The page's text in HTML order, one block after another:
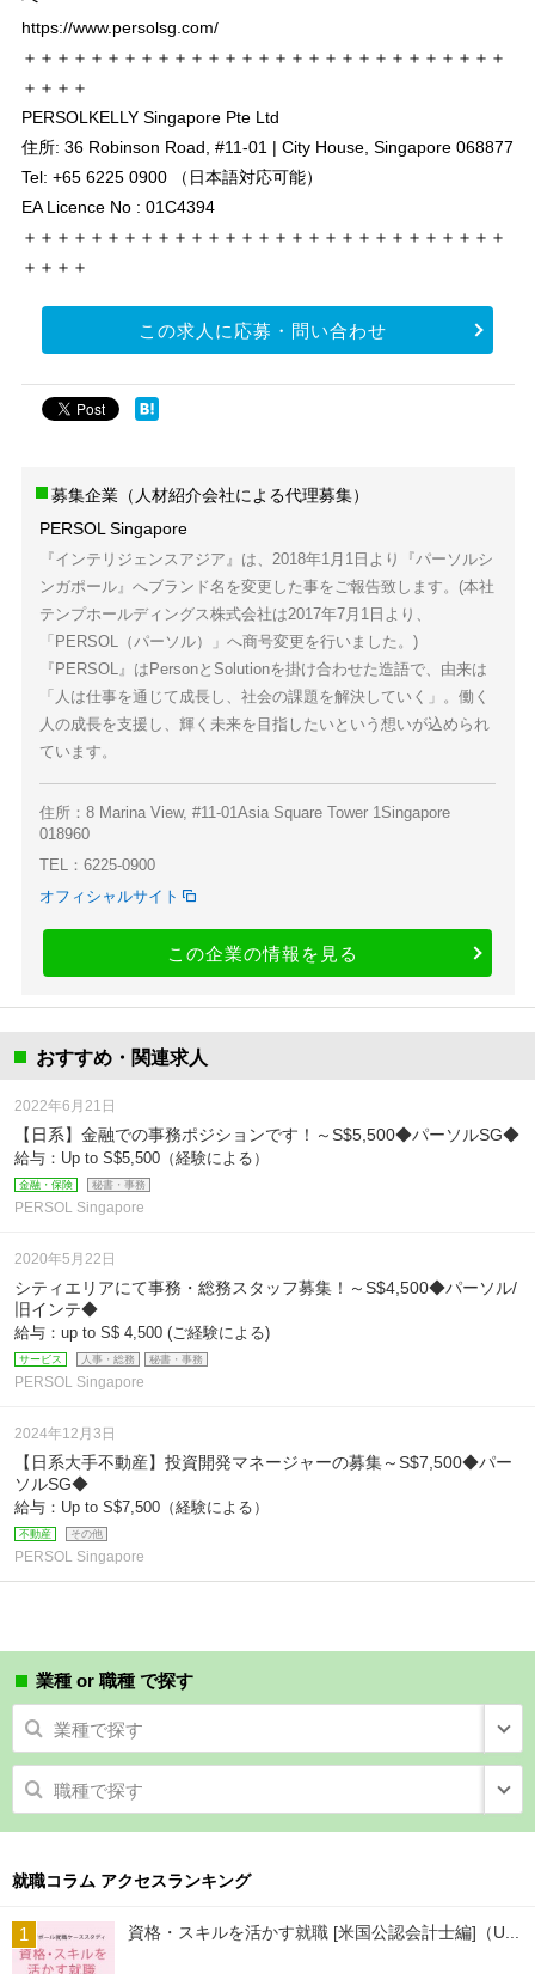
https://www.persolsg.com/
＋＋＋＋＋＋＋＋＋＋＋＋＋＋＋＋＋＋＋＋＋＋＋＋＋＋＋＋＋
＋＋＋＋
PERSOLKELLY Singapore Pte Ltd
住所: 36 Robinson Road, #11-01 | City House, Singapore 068877
Tel: +65 6225 0900 （日本語対応可能）
EA Licence No : 01C4394
＋＋＋＋＋＋＋＋＋＋＋＋＋＋＋＋＋＋＋＋＋＋＋＋＋＋＋＋＋
＋＋＋＋
この求人に応募・問い合わせ
募集企業（人材紹介会社による代理募集）
PERSOL Singapore
『インテリジェンスアジア』は、2018年1月1日より『パーソルシ
ンガポール』へブランド名を変更した事をご報告致します。(本社
テンプホールディングス株式会社は2017年7月1日より、
「PERSOL（パーソル）」へ商号変更を行いました。)
『PERSOL』はPersonとSolutionを掛け合わせた造語で、由来は
「人は仕事を通じて成長し、社会の課題を解決していく」。働く
人の成長を支援し、輝く未来を目指したいという想いが込められ
ています。
住所：8 Marina View, #11-01Asia Square Tower 1Singapore
018960
TEL：6225-0900
オフィシャルサイト
この企業の情報を見る
おすすめ・関連求人
【日系】金融での事務ポジションです！～S$5,500◆パーソルSG◆
給与：Up to S$5,500（経験による）
金融・保険 秘書・事務
2022年6月21日
PERSOL Singapore
シティエリアにて事務・総務スタッフ募集！～S$4,500◆パーソル/
旧インテ◆
給与：up to S$ 4,500 (ご経験による)
サービス 人事・総務 秘書・事務
2020年5月22日
PERSOL Singapore
【日系大手不動産】投資開発マネージャーの募集～S$7,500◆パー
ソルSG◆
給与：Up to S$7,500（経験による）
不動産 その他
2024年12月3日
PERSOL Singapore
業種 or 職種 で探す
業種で探す
職種で探す
就職コラム アクセスランキング
資格・スキルを活かす就職 [米国公認会計士編]（U...